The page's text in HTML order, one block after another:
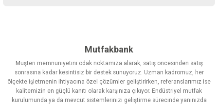
Görüş ve önerileriniz için teşekkür ederiz.
Ürün resmi kalitesiz, bozuk veya görüntülenemiyor.
Ürün açıklamasında eksik bilgiler bulunuyor.
Ürün bilgilerinde hatalar bulunuyor.
Mutfakbank
Müşteri memnuniyetini odak noktamıza alarak, satış öncesinden satış
sonrasına kadar kesintisiz bir destek sunuyoruz. Uzman kadromuz, her
ölçekte işletmenin ihtiyacına özel çözümler geliştirirken, referanslarımız ise
kalitemizin en güçlü kanıtı olarak karşınıza çıkıyor. Endüstriyel mutfak
kurulumunda ya da mevcut sistemlerinizi geliştirme sürecinde yanınızda